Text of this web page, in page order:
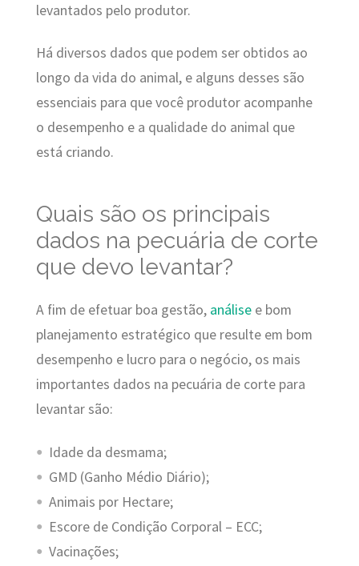
levantados pelo produtor.
Há diversos dados que podem ser obtidos ao
longo da vida do animal, e alguns desses são
essenciais para que você produtor acompanhe
o desempenho e a qualidade do animal que
está criando.
Quais são os principais
dados na pecuária de corte
que devo levantar?
A fim de efetuar boa gestão, análisee bom
planejamento estratégico que resulte em bom
desempenho e lucro para o negócio, os mais
importantes dados na pecuária de corte para
levantar são:
Idade da desmama;
GMD (Ganho Médio Diário);
Animais por Hectare;
Escore de Condição Corporal – ECC;
Vacinações;